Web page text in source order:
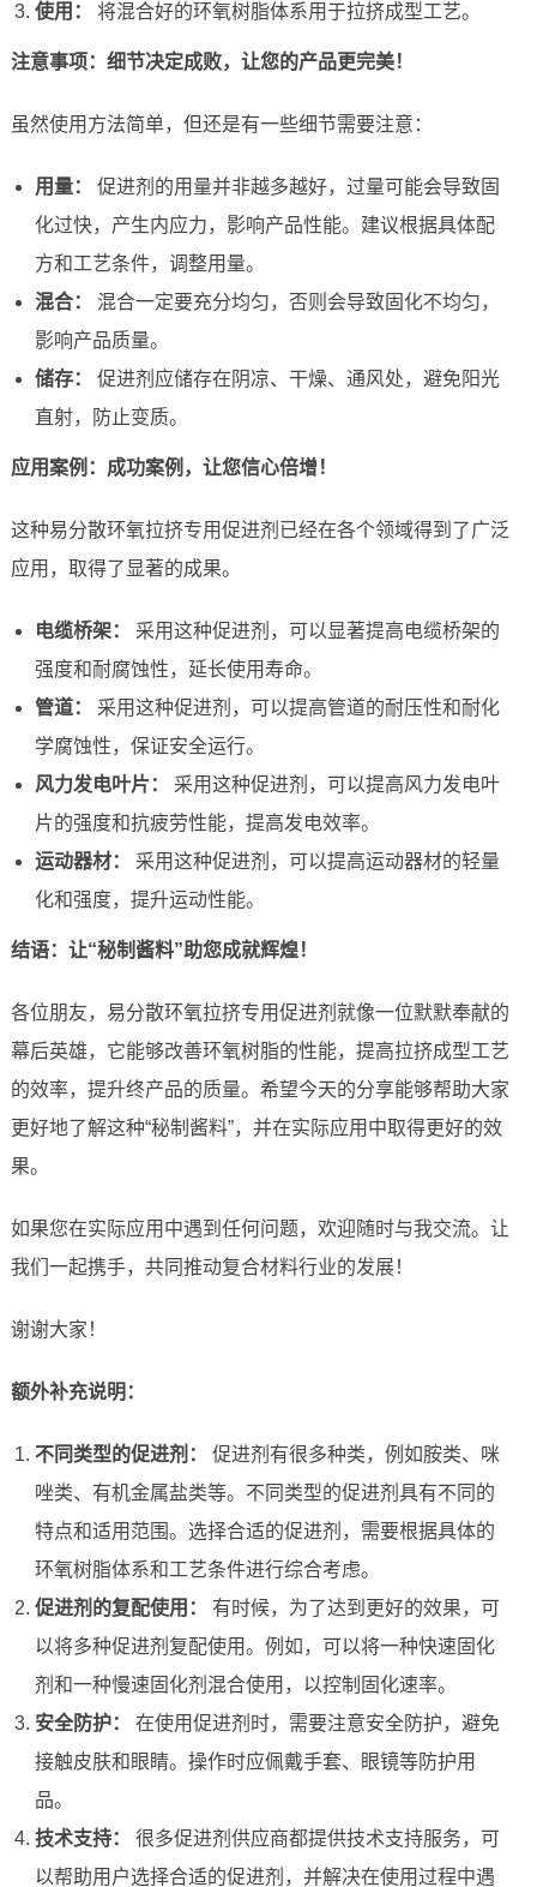
使用：
将混合好的环氧树脂体系用于拉挤成型工艺。
注意事项：细节决定成败，让您的产品更完美！
虽然使用方法简单，但还是有一些细节需要注意：
用量：
促进剂的用量并非越多越好，过量可能会导致固
化过快，产生内应力，影响产品性能。建议根据具体配
方和工艺条件，调整用量。
混合：
混合一定要充分均匀，否则会导致固化不均匀，
影响产品质量。
储存：
促进剂应储存在阴凉、干燥、通风处，避免阳光
直射，防止变质。
应用案例：成功案例，让您信心倍增！
这种易分散环氧拉挤专用促进剂已经在各个领域得到了广泛
应用，取得了显著的成果。
电缆桥架：
采用这种促进剂，可以显著提高电缆桥架的
强度和耐腐蚀性，延长使用寿命。
管道：
采用这种促进剂，可以提高管道的耐压性和耐化
学腐蚀性，保证安全运行。
风力发电叶片：
采用这种促进剂，可以提高风力发电叶
片的强度和抗疲劳性能，提高发电效率。
运动器材：
采用这种促进剂，可以提高运动器材的轻量
化和强度，提升运动性能。
结语：让“秘制酱料”助您成就辉煌！
各位朋友，易分散环氧拉挤专用促进剂就像一位默默奉献的
幕后英雄，它能够改善环氧树脂的性能，提高拉挤成型工艺
的效率，提升终产品的质量。希望今天的分享能够帮助大家
更好地了解这种“秘制酱料”，并在实际应用中取得更好的效
果。
如果您在实际应用中遇到任何问题，欢迎随时与我交流。让
我们一起携手，共同推动复合材料行业的发展！
谢谢大家！
额外补充说明：
不同类型的促进剂：
促进剂有很多种类，例如胺类、咪
唑类、有机金属盐类等。不同类型的促进剂具有不同的
特点和适用范围。选择合适的促进剂，需要根据具体的
环氧树脂体系和工艺条件进行综合考虑。
促进剂的复配使用：
有时候，为了达到更好的效果，可
以将多种促进剂复配使用。例如，可以将一种快速固化
剂和一种慢速固化剂混合使用，以控制固化速率。
安全防护：
在使用促进剂时，需要注意安全防护，避免
接触皮肤和眼睛。操作时应佩戴手套、眼镜等防护用
品。
技术支持：
很多促进剂供应商都提供技术支持服务，可
以帮助用户选择合适的促进剂，并解决在使用过程中遇